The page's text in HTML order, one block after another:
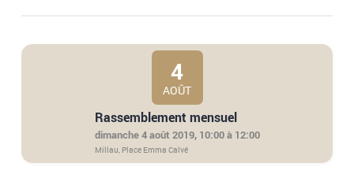
4
AOÛT
Rassemblement mensuel
dimanche 4 août 2019, 10:00 à 12:00
Millau, Place Emma Calvé